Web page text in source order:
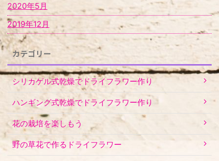
2020年5月
2019年12月
カテゴリー
シリカゲル式乾燥でドライフラワー作り
ハンギング式乾燥でドライフラワー作り
花の栽培を楽しもう
野の草花で作るドライフラワー